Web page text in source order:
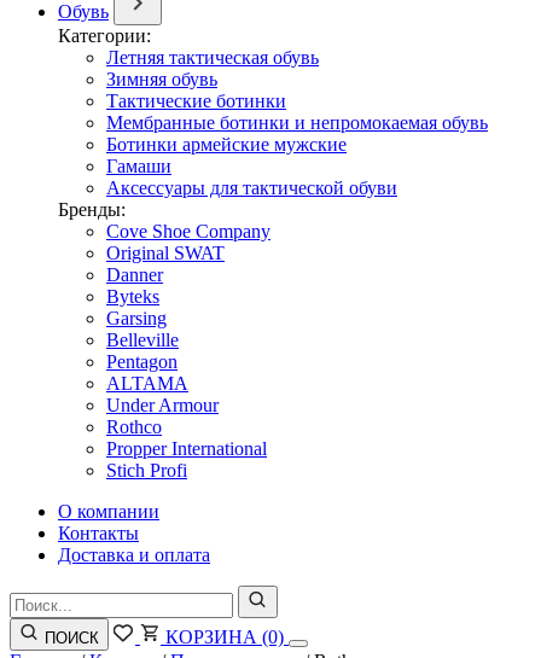
Обувь
Категории:
Летняя тактическая обувь
Зимняя обувь
Тактические ботинки
Мембранные ботинки и непромокаемая обувь
Ботинки армейские мужские
Гамаши
Аксессуары для тактической обуви
Бренды:
Cove Shoe Company
Original SWAT
Danner
Byteks
Garsing
Belleville
Pentagon
ALTAMA
Under Armour
Rothco
Propper International
Stich Profi
О компании
Контакты
Доставка и оплата
ПОИСК КОРЗИНА (0)